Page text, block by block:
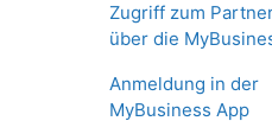
Zugriff zum
über die
Anmeldung in der
MyBusiness App